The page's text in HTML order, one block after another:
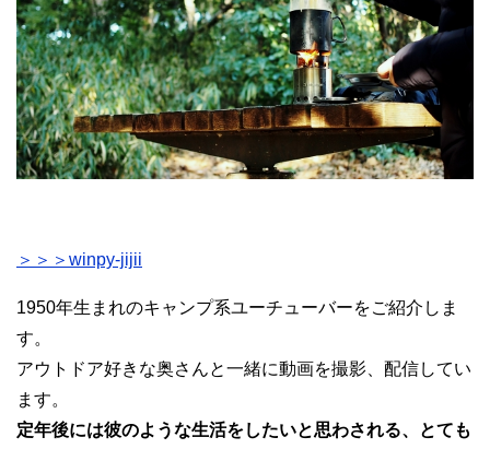
＞＞＞winpy-jijii
1950年生まれのキャンプ系ユーチューバーをご紹介しま
す。
アウトドア好きな奥さんと一緒に動画を撮影、配信してい
ます。
定年後には彼のような生活をしたいと思わされる、とても